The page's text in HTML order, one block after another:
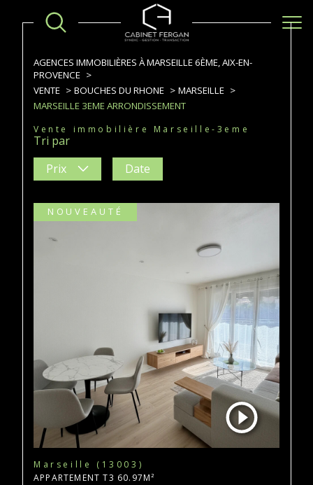
AGENCES IMMOBILIÈRES À MARSEILLE 6ÈME, AIX-EN-
PROVENCE
VENTE
BOUCHES DU RHONE
MARSEILLE
MARSEILLE 3EME ARRONDISSEMENT
Vente immobilière Marseille-3eme
Tri par
Prix
Date
NOUVEAUTÉ
Marseille (13003)
APPARTEMENT T3 60.97M²